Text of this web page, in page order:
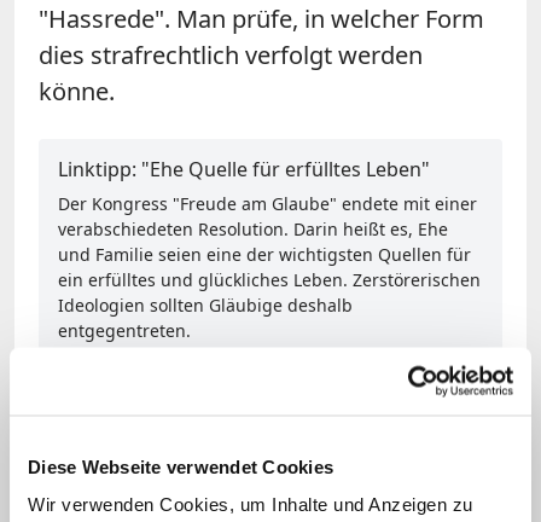
Diese Webseite verwendet Cookies
Wir verwenden Cookies, um Inhalte und Anzeigen zu
"Hassrede". Man prüfe, in welcher Form
dies strafrechtlich verfolgt werden
könne.
Linktipp: "Ehe Quelle für erfülltes Leben"
Der Kongress "Freude am Glaube" endete mit einer
verabschiedeten Resolution. Darin heißt es, Ehe
und Familie seien eine der wichtigsten Quellen für
ein erfülltes und glückliches Leben. Zerstörerischen
Ideologien sollten Gläubige deshalb
entgegentreten.